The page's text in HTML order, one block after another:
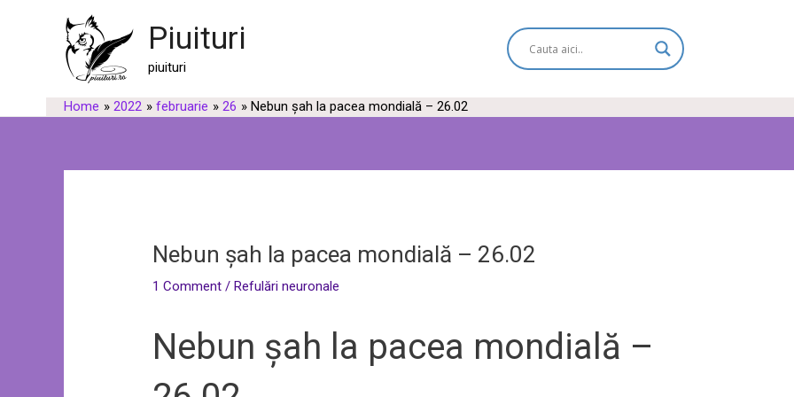
Piuituri
piuituri
Home 2022 februarie 26 Nebun șah la pacea mondială – 26.02
Nebun șah la pacea mondială – 26.02
1 Comment /Refulări neuronale
Nebun șah la pacea mondială –
navigation